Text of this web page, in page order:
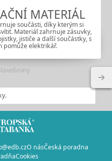
MATERIÁL
součásti, díky kterým si
Materiál zahrnuje zásuvky,
jističe a další součástky, s
pomůže elektrikář.
O násČeská poradna
Cookies